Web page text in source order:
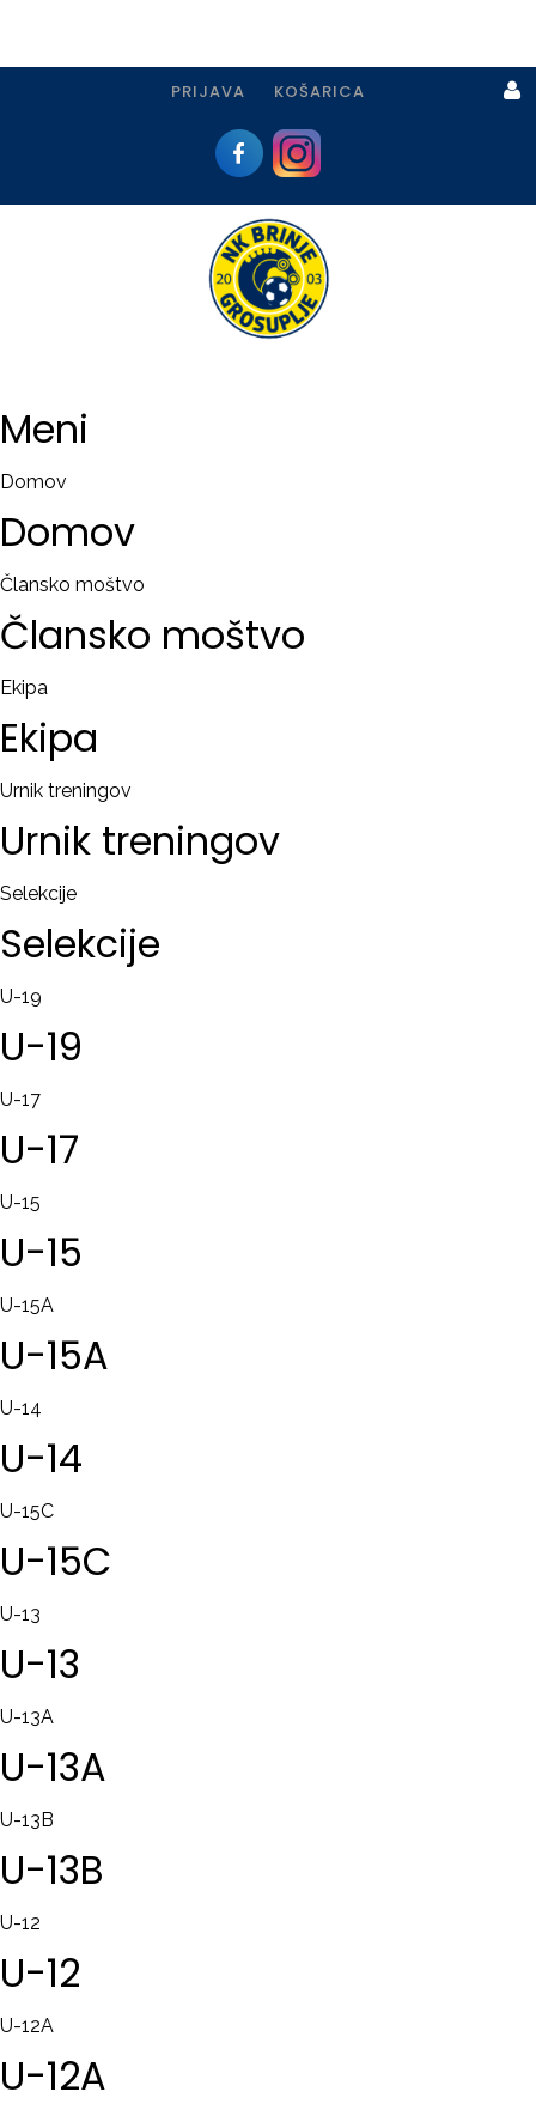
PRIJAVA KOŠARICA
Meni
Domov
Domov
Člansko moštvo
Člansko moštvo
Ekipa
Ekipa
Urnik treningov
Urnik treningov
Selekcije
Selekcije
U-19
U-19
U-17
U-17
U-15
U-15
U-15A
U-15A
U-14
U-14
U-15C
U-15C
U-13
U-13
U-13A
U-13A
U-13B
U-13B
U-12
U-12
U-12A
U-12A
Prijava
Registracija
Remember
/